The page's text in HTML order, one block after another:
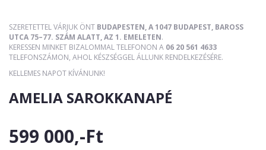
SZERETETTEL VÁRJUK ÖNT BUDAPESTEN, A 1047 BUDAPEST, BAROSS
UTCA 75–77. SZÁM ALATT, AZ 1. EMELETEN.
KERESSEN MINKET BIZALOMMAL TELEFONON A 06 20 561 4633
TELEFONSZÁMON, AHOL KÉSZSÉGGEL ÁLLUNK RENDELKEZÉSÉRE.
KELLEMES NAPOT KÍVÁNUNK!
AMELIA SAROKKANAPÉ
599 000,-Ft